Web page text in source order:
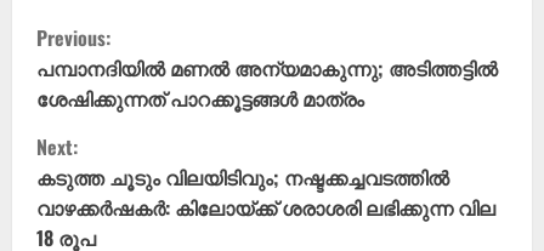
C
o
n
t
i
Previous:
പമ്പാനദിയിൽ മണൽ അന്യമാകുന്നു; അടിത്തട്ടിൽ
ശേഷിക്കുന്നത് പാറക്കൂട്ടങ്ങൾ മാത്രം
Next:
കടുത്ത ചൂടും വിലയിടിവും; നഷ്ടക്കച്ചവടത്തിൽ
വാഴക്കർഷകർ: കിലോയ്ക്ക് ശരാശരി ലഭിക്കുന്ന വില
18 രൂപ